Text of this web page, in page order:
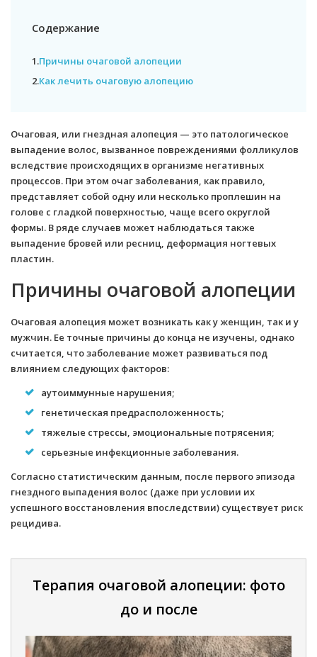
Содержание
1.Причины очаговой алопеции
2.Как лечить очаговую алопецию
Очаговая, или гнездная алопеция — это патологическое
выпадение волос, вызванное повреждениями фолликулов
вследствие происходящих в организме негативных
процессов. При этом очаг заболевания, как правило,
представляет собой одну или несколько проплешин на
голове с гладкой поверхностью, чаще всего округлой
формы. В ряде случаев может наблюдаться также
выпадение бровей или ресниц, деформация ногтевых
пластин.
Причины очаговой алопеции
Очаговая алопеция может возникать как у женщин, так и у
мужчин. Ее точные причины до конца не изучены, однако
считается, что заболевание может развиваться под
влиянием следующих факторов:
аутоиммунные нарушения;
генетическая предрасположенность;
тяжелые стрессы, эмоциональные потрясения;
серьезные инфекционные заболевания.
Согласно статистическим данным, после первого эпизода
гнездного выпадения волос (даже при условии их
успешного восстановления впоследствии) существует риск
рецидива.
Терапия очаговой алопеции: фото
до и после